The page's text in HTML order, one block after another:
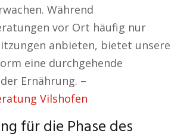
Während
vor Ort häufig nur
anbieten, bietet unsere
eine durchgehende
Ernährung. –
Vilshofen
für die Phase des